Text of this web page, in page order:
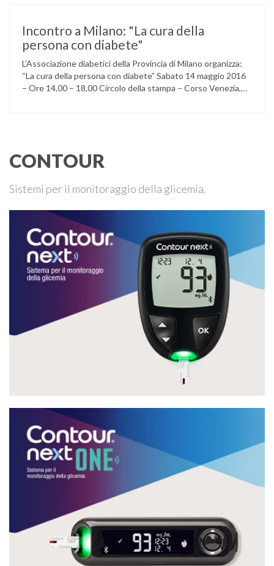
Incontro a Milano: "La cura della
persona con diabete"
L’Associazione diabetici della Provincia di Milano organizza:
“La cura della persona con diabete” Sabato 14 maggio 2016
– Ore 14,00 – 18,00 Circolo della stampa – Corso Venezia,
CONTOUR
Sistemi per il monitoraggio della glicemia.